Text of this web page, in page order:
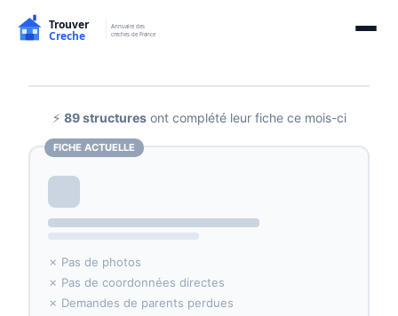
⚡ 89 structuresont complété leur fiche ce mois-ci
FICHE ACTUELLE
✗ Pas de photos
✗ Pas de coordonnées directes
✗ Demandes de parents perdues